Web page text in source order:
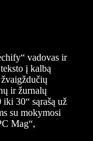
vadovas ir
į kalbą
ir žurnalų
30“ sąrašą už
su mokymosi
Mag“,